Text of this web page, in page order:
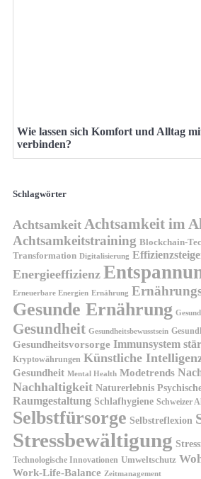
Wie lassen sich Komfort und Alltag
verbinden?
Schlagwörter
Achtsamkeit Achtsamkeit im
Achtsamkeitstraining Blockchain-
Transformation Digitalisierung
Energieeffizienz
Erneuerbare Energien Ernährung
Gesunde Ernährung
Gesundheit Gesundheitsbewusstsein
Gesundheitsvorsorge Immunsystem
Kryptowährungen Künstliche
Gesundheit Mental Health Modetrends
Nachhaltigkeit Naturerlebnis
Raumgestaltung Schlafhygiene Schweizer
Selbstfürsorge Selbstreflexion
Stressbewältigung
Technologische Innovationen Umweltschutz
Work-Life-Balance Zeitmanagement